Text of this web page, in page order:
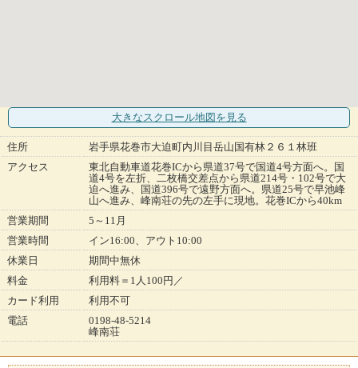
大きなスクロール地図 を見る
住所
岩手県花巻市大迫町内川目岳山国有林２６１林班
アクセス
東北自動車道花巻ICから県道37号で国道4号方面へ。国
道4号を左折、二枚橋交差点から県道214号・102号で大
迫へ進み、国道396号で遠野方面へ。県道25号で早池峰
山へ進み、峰南荘の先の左手に現地。花巻ICから40km
営業期間
5～11月
営業時間
イン16:00、アウト10:00
休業日
期間中無休
料金
利用料＝1人100円／
カード利用
利用不可
電話
0198-48-5214
峰南荘